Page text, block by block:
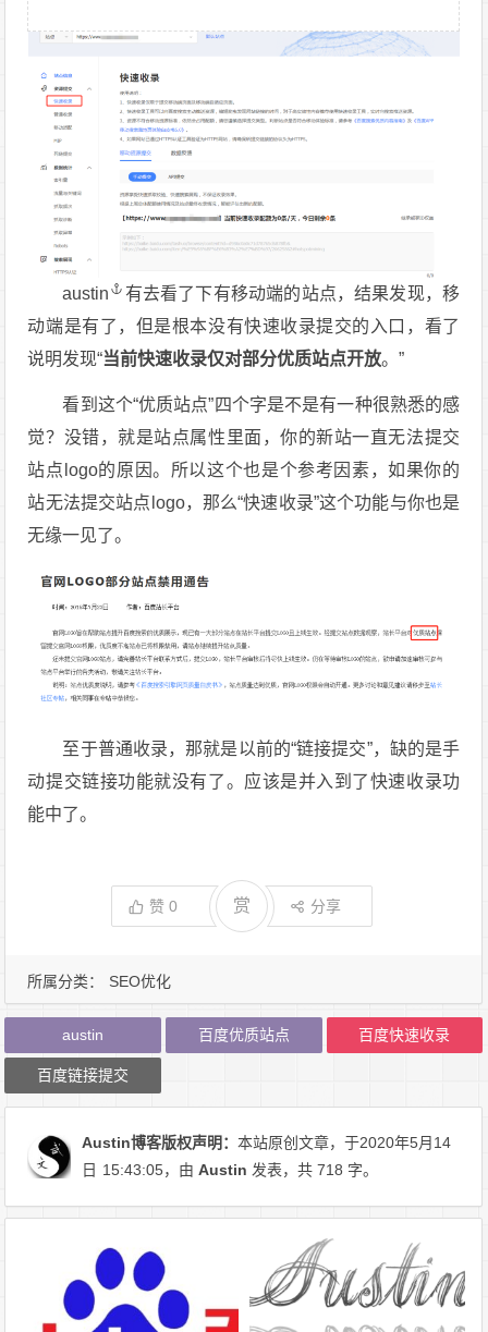
austin
有去看了下有移动端的站点，结果发现，移
动端是有了，但是根本没有快速收录提交的入口，看了
说明发现“当前快速收录仅对部分优质站点开放。”
看到这个“优质站点”四个字是不是有一种很熟悉的感
觉？没错，就是站点属性里面，你的新站一直无法提交
站点logo的原因。所以这个也是个参考因素，如果你的
站无法提交站点logo，那么“快速收录”这个功能与你也是
无缘一见了。
至于普通收录，那就是以前的“链接提交”，缺的是手
动提交链接功能就没有了。应该是并入到了快速收录功
能中了。
赞0 赏 分享
所属分类： SEO优化
austin 百度优质站点 百度快速收录
百度链接提交
Austin博客版权声明：本站原创文章，于2020年5月14
日 15:43:05，由Austin 发表，共 718 字。